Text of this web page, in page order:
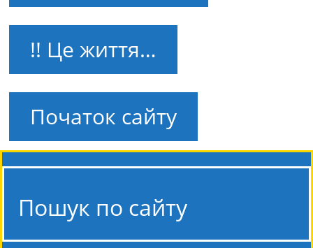
!! Це життя…
Початок сайту
Пошук по сайту